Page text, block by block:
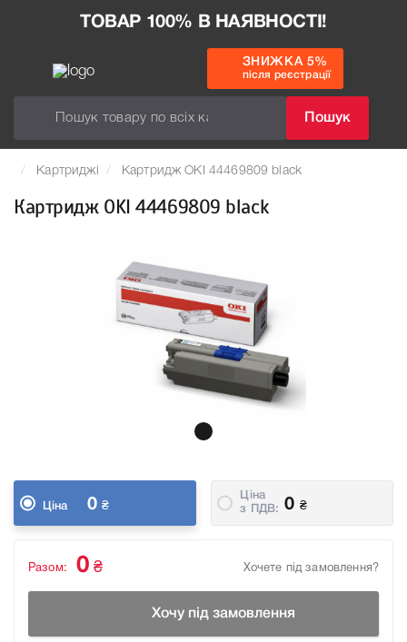
ТОВАР 100% В НАЯВНОСТІ!
Пошук
ЗНИЖКА 5%
після реєстрації
Картриджі Картридж OKI 44469809 black
Картридж OKI 44469809 black
Ціна 0 ₴
Ціна
з ПДВ:
0 ₴
Хочете під замовлення?
Разом: 0 ₴
Хочу під замовлення